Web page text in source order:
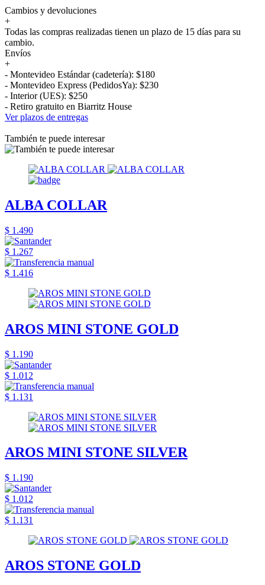
Cambios y devoluciones
+
Todas las compras realizadas tienen un plazo de 15 días para su
cambio.
Envíos
+
- Montevideo Estándar (cadetería): $180
- Montevideo Express (PedidosYa): $230
- Interior (UES): $250
- Retiro gratuito en Biarritz House
Ver plazos de entregas
También te puede interesar
ALBA COLLAR
$ 1.490
$ 1.267
$ 1.416
AROS MINI STONE GOLD
$ 1.190
$ 1.012
$ 1.131
AROS MINI STONE SILVER
$ 1.190
$ 1.012
$ 1.131
AROS STONE GOLD